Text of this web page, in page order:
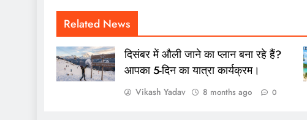
Related News
दिसंबर में औली जाने का प्लान बना रहे हैं?
आपका 5-दिन का यात्रा कार्यक्रम।
Vikash Yadav 8 months ago 0